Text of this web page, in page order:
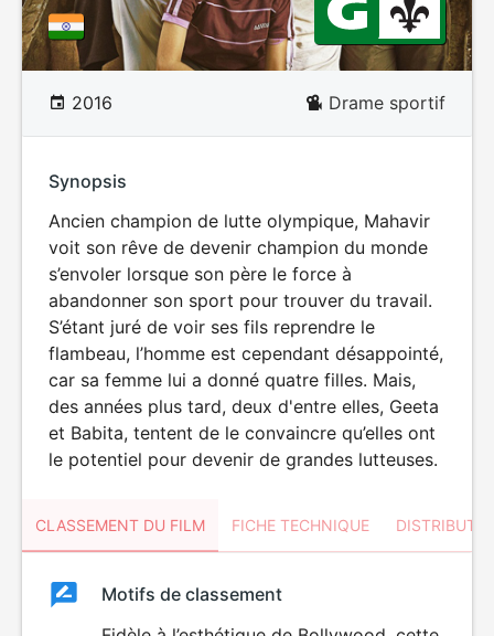
2016 Drame sportif
Synopsis
Ancien champion de lutte olympique, Mahavir
voit son rêve de devenir champion du monde
s’envoler lorsque son père le force à
abandonner son sport pour trouver du travail.
S’étant juré de voir ses fils reprendre le
flambeau, l’homme est cependant désappointé,
car sa femme lui a donné quatre filles. Mais,
des années plus tard, deux d'entre elles, Geeta
et Babita, tentent de le convaincre qu’elles ont
le potentiel pour devenir de grandes lutteuses.
CLASSEMENT DU FILM FICHE TECHNIQUE
ClassementClassement
Motifs de classement